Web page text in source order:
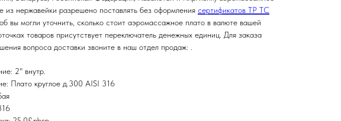
из нержавейки разрешено поставлять без оформления сертификатов ТР ТС
вы могли уточнить, сколько стоит аэромассажное плато в валюте вашей
товаров присутствует переключатель денежных единиц. Для заказа
вопроса доставки звоните в наш отдел продаж: .
2" внутр.
Плато круглое д.300 AISI 316